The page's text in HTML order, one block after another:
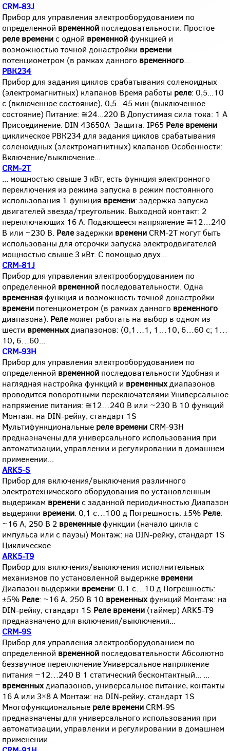
CRM-83J
Прибор для управления электрооборудованием по
определенной временной последовательности. Простое
реле времени с одной временной функцией и
возможностью точной донастройки времени
потенциометром (в рамках данного временного
РВК234
Прибор для задания циклов срабатывания соленоидных
(электромагнитных) клапанов Время работы реле: 0,5...10
с (включенное состояние), 0,5...45 мин (выключенное
состояние) Питание: ≅24...220 В Допустимая сила тока: 1 А
Присоединение: DIN 43650A Защита: IP65 Реле времени
циклическое РВК234 для задания циклов срабатывания
соленоидных (электромагнитных) клапанов Особенности:
Включение/выключение...
CRM-2T
... мощностью свыше 3 кВт, есть функция электронного
переключения из режима запуска в режим постоянного
использования 1 функция времени: задержка запуска
двигателей звезда/треугольник. Выходной контакт: 2
переключающих 16 A. Подающееся напряжение ≅12…240
В или ~230 В. Релезадержки времени CRM-2T могут быть
использованы для отсрочки запуска электродвигателей
мощностью свыше 3 кВт. С помощью двух...
CRM-81J
Прибор для управления электрооборудованием по
определенной временной последовательности. Одна
временная функция и возможность точной донастройки
времени потенциометром (в рамках данного временного
диапазона). Релеможет работать на выбор в одном из
шести временныхдиапазонов: (0,1…1, 1…10, 6…60 с; 1…
10, 6…60...
CRM-93H
Прибор для управления электрооборудованием по
определенной временной последовательности Удобная и
наглядная настройка функций и временныхдиапазонов
проводится поворотными переключателями Универсальное
напряжение питания: ≅12…240 В или ~230 В 10 функций
Монтаж: на DIN-рейку, стандарт 1S
Мультифункциональные реле времени CRM-93H
предназначены для универсального использования при
автоматизации, управлении и регулировании в домашнем
применении...
ARK5-S
Прибор для включения/выключения различного
электротехнического оборудования по установленным
выдержкам времени с заданной периодичностью Диапазон
выдержки времени: 0,1 с…100 д Погрешность: ±5% Реле:
~16 А, 250 В 2 временныефункции (начало цикла с
импульса или с паузы) Монтаж: на DIN-рейку, стандарт 1S
Циклическое...
ARK5-T9
Прибор для включения/выключения исполнительных
механизмов по установленной выдержке времени
Диапазон выдержки времени: 0,1 с…10 д Погрешность:
±5% Реле: ~16 А, 250 В 10 временныхфункций Монтаж: на
DIN-рейку, стандарт 1S Реле времени (таймер) ARK5-T9
предназначено для включения/выключения...
CRM-9S
Прибор для управления электрооборудованием по
определенной временной последовательности Абсолютно
беззвучное переключение Универсальное напряжение
питания ~12…240 В 1 статический бесконтактный... ...
временныхдиапазонов, универсальное питание, контакты
16 A или 3×8 A Монтаж: на DIN-рейку, стандарт 1S
Многофункциональные реле времени CRM-9S
предназначены для универсального использования при
автоматизации, управлении и регулировании в домашнем
применении...